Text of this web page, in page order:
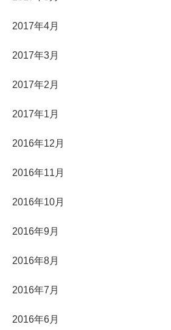
2017年4月
2017年3月
2017年2月
2017年1月
2016年12月
2016年11月
2016年10月
2016年9月
2016年8月
2016年7月
2016年6月